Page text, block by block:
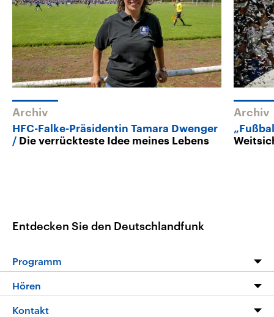
Archiv
HFC-Falke-Präsidentin Tamara Dwenger
Die verrückteste Idee meines Lebens
Archiv
Entdecken Sie den Deutschlandfunk
Programm
Programm
Hören
Livestream
Kontakt